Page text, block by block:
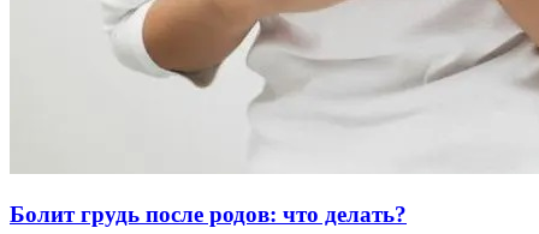
Болит грудь после родов: что делать?